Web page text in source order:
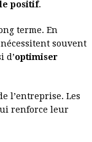
positif.
terme. En
souvent
d’optimiser
l’entreprise. Les
renforce leur